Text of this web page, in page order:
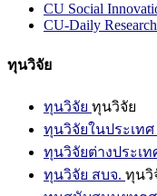
CU Social
CU-Daily Research
ทุนวิจัย
ทุนวิจัย ทุนวิจัย
ทุนวิจัยในประเทศ
ทุนวิจัยต่างประเท
ทุนวิจัย สบจ. ทุนวิ